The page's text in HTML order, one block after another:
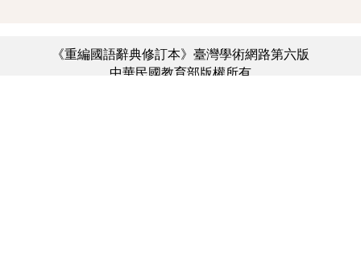
《重編國語辭典修訂本》臺灣學術網路第六版
中華民國教育部版權所有